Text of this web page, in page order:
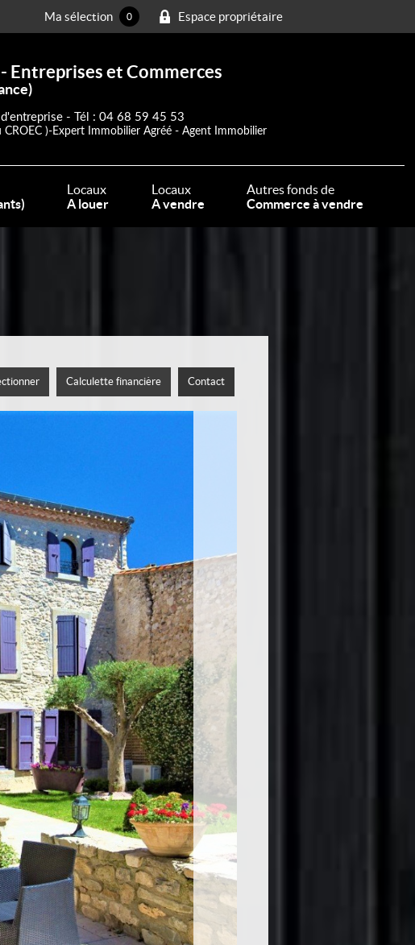
Ma sélection 0 Espace propriétaire
Entreprises et Commerces
- Tél : 04 68 59 45 53
)-Expert Immobilier Agréé - Agent Immobilier
Locaux
A louer
Locaux
A vendre
Autres fonds de
Commerce à vendre
Calculette financière Contact